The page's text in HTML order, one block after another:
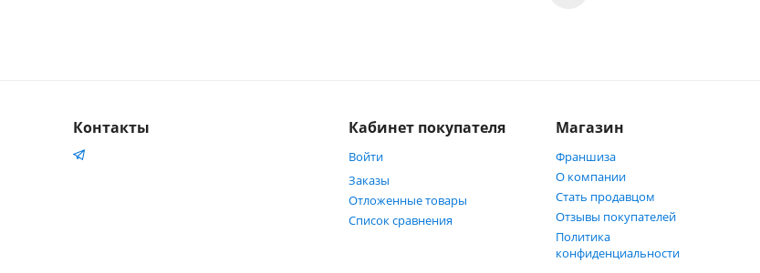
Контакты Кабинет покупателя
Войти
Заказы
Отложенные товары
Список сравнения
Магазин
Франшиза
О компании
Стать продавцом
Отзывы покупателей
Политика
конфиденциальности